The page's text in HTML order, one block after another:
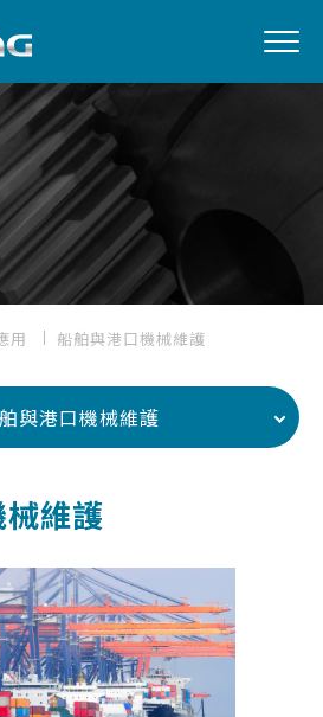
用 船舶與港口機械維護
港口機械維護
維護